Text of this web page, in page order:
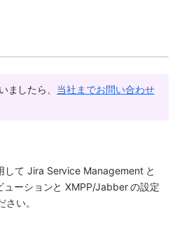
ましたら、 当社までお問い合わせ
して Jira Service Management
ューションと XMPP/Jabber の設定
い。